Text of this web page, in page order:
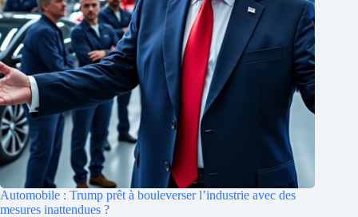
Automobile : Trump prêt à bouleverser l’industrie avec des
mesures inattendues ?